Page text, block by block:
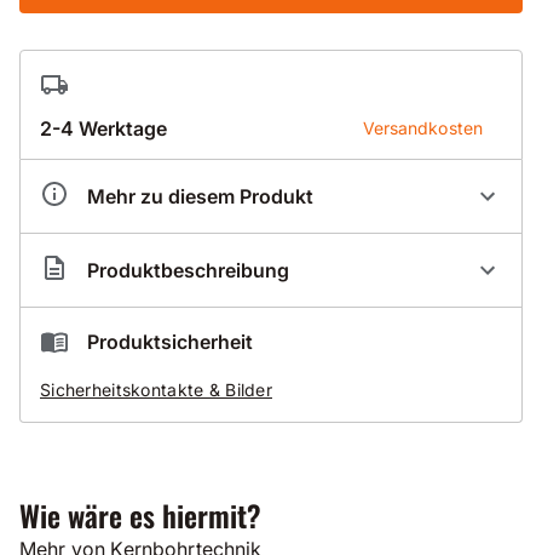
2-4 Werktage Versandkosten
Mehr zu diesem Produkt
Artikelnummer BS070005
Produktbeschreibung
Nassbohrdachsegment Premium 07-DIK
normal bis stark armiert
Die Diamanten im Segment wurden gesetzt, d.h.
gleichmäßig angeordnet. Dieser Vorgang ist zwar
Produktsicherheit
Sicherheitskontakte & Bilder
Wie wäre es hiermit?
Mehr von Kernbohrtechnik